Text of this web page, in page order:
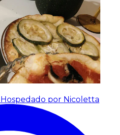
Hospedado por Nicoletta